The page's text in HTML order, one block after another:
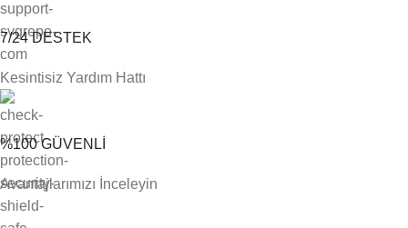
7/24 DESTEK
Kesintisiz Yardım Hattı
%100 GÜVENLİ
Avantajlarımızı İnceleyin